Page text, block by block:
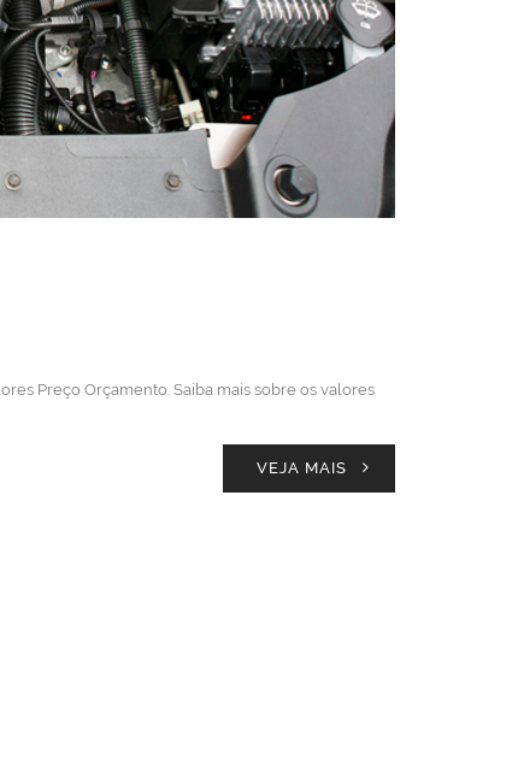
Preço Orçamento. Saiba mais sobre os valores
VEJA MAIS